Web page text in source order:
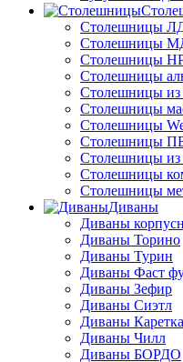
Столешницы
Столешницы
Столешницы
Столешницы
Столешницы
Столешницы
Столешницы
Столешницы
Столешницы из
Столешницы
Столешницы
Диваны
Диваны
Диваны Торино
Диваны Турин
Диваны Фаст
Диваны Зефир
Диваны Сиэтл
Диваны Каретка
Диваны Чилл
Диваны БОРДО